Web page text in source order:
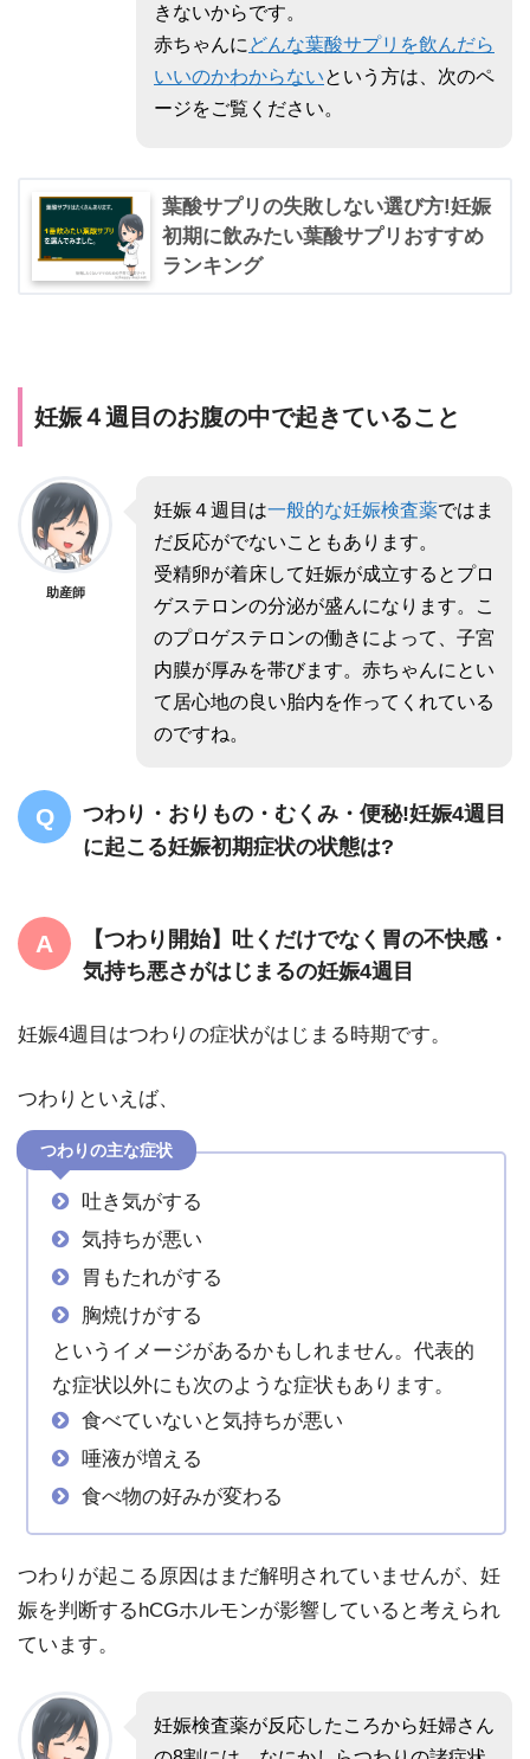
きないからです。
赤ちゃんに どんな葉酸サプリを飲んだら
いいのかわからないという方は、次のペ
ージをご覧ください。
葉酸サプリの失敗しない選び方!妊娠
初期に飲みたい葉酸サプリおすすめ
ランキング
妊娠４週目のお腹の中で起きていること
助産師
妊娠４週目は一般的な妊娠検査薬ではま
だ反応がでないこともあります。
受精卵が着床して妊娠が成立するとプロ
ゲステロンの分泌が盛んになります。こ
のプロゲステロンの働きによって、子宮
内膜が厚みを帯びます。赤ちゃんにとい
て居心地の良い胎内を作ってくれている
のですね。
つわり・おりもの・むくみ・便秘!妊娠4週目
に起こる妊娠初期症状の状態は?
【つわり開始】吐くだけでなく胃の不快感・
気持ち悪さがはじまるの妊娠4週目
妊娠4週目はつわりの症状がはじまる時期です。
つわりといえば、
つわりの主な症状
吐き気がする
気持ちが悪い
胃もたれがする
胸焼けがする
というイメージがあるかもしれません。代表的
な症状以外にも次のような症状もあります。
食べていないと気持ちが悪い
唾液が増える
食べ物の好みが変わる
つわりが起こる原因はまだ解明されていませんが、妊
娠を判断するhCGホルモンが影響していると考えられ
ています。
妊娠検査薬が反応したころから妊婦さん